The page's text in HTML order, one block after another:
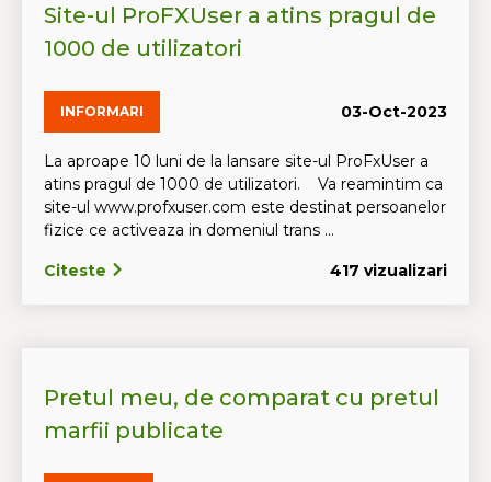
Site-ul ProFXUser a atins pragul de
1000 de utilizatori
INFORMARI 03-Oct-2023
La aproape 10 luni de la lansare site-ul ProFxUser a
atins pragul de 1000 de utilizatori. Va reamintim ca
site-ul www.profxuser.com este destinat persoanelor
fizice ce activeaza in domeniul trans ...
Citeste 417 vizualizari
Pretul meu, de comparat cu pretul
marfii publicate